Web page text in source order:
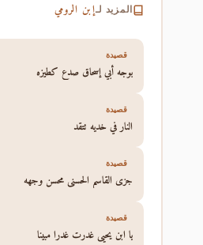
المزيد لـإبن الرومي
قصيدة
بوجه أبي إسحاق صدع كطيزه
قصيدة
النار في خديه تتقد
قصيدة
جزى القاسم الحسنى محسن وجهه
قصيدة
يا ابن يحيى غدرت غدرا مبينا